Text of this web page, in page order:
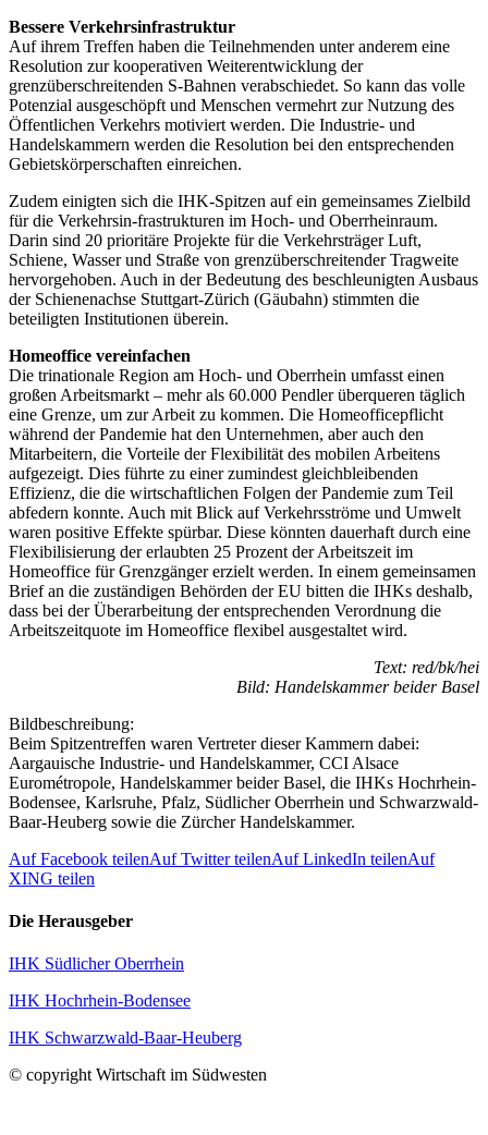
Bessere Verkehrsinfrastruktur
Auf ihrem Treffen haben die Teilnehmenden unter anderem eine
Resolution zur kooperativen Weiterentwicklung der
grenzüberschreitenden S-Bahnen verabschiedet. So kann das volle
Potenzial ausgeschöpft und Menschen vermehrt zur Nutzung des
Öffentlichen Verkehrs motiviert werden. Die Industrie- und
Handelskammern werden die Resolution bei den entsprechenden
Gebietskörperschaften einreichen.
Zudem einigten sich die IHK-Spitzen auf ein gemeinsames Zielbild
für die Verkehrsin-frastrukturen im Hoch- und Oberrheinraum.
Darin sind 20 prioritäre Projekte für die Verkehrsträger Luft,
Schiene, Wasser und Straße von grenzüberschreitender Tragweite
hervorgehoben. Auch in der Bedeutung des beschleunigten Ausbaus
der Schienenachse Stuttgart-Zürich (Gäubahn) stimmten die
beteiligten Institutionen überein.
Homeoffice vereinfachen
Die trinationale Region am Hoch- und Oberrhein umfasst einen
großen Arbeitsmarkt – mehr als 60.000 Pendler überqueren täglich
eine Grenze, um zur Arbeit zu kommen. Die Homeofficepflicht
während der Pandemie hat den Unternehmen, aber auch den
Mitarbeitern, die Vorteile der Flexibilität des mobilen Arbeitens
aufgezeigt. Dies führte zu einer zumindest gleichbleibenden
Effizienz, die die wirtschaftlichen Folgen der Pandemie zum Teil
abfedern konnte. Auch mit Blick auf Verkehrsströme und Umwelt
waren positive Effekte spürbar. Diese könnten dauerhaft durch eine
Flexibilisierung der erlaubten 25 Prozent der Arbeitszeit im
Homeoffice für Grenzgänger erzielt werden. In einem gemeinsamen
Brief an die zuständigen Behörden der EU bitten die IHKs deshalb,
dass bei der Überarbeitung der entsprechenden Verordnung die
Arbeitszeitquote im Homeoffice flexibel ausgestaltet wird.
Text: red/bk/hei
Bild: Handelskammer beider Basel
Bildbeschreibung:
Beim Spitzentreffen waren Vertreter dieser Kammern dabei:
Aargauische Industrie- und Handelskammer, CCI Alsace
Eurométropole, Handelskammer beider Basel, die IHKs Hochrhein-
Bodensee, Karlsruhe, Pfalz, Südlicher Oberrhein und Schwarzwald-
Baar-Heuberg sowie die Zürcher Handelskammer.
Auf Facebook teilenAuf Twitter teilenAuf LinkedIn teilenAuf
XING teilen
Die Herausgeber
IHK Südlicher Oberrhein
IHK Hochrhein-Bodensee
IHK Schwarzwald-Baar-Heuberg
© copyright Wirtschaft im Südwesten